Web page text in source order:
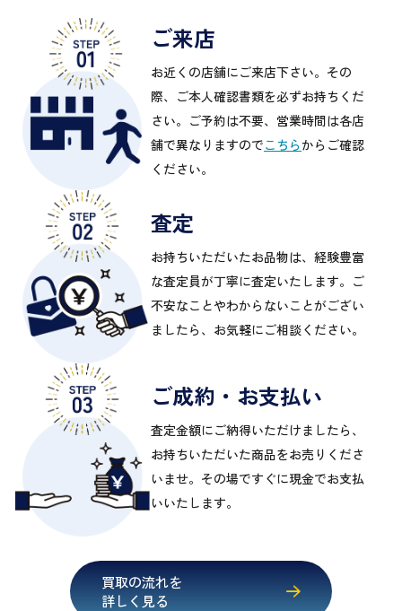
ご来店
お近くの店舗にご来店下さい。その
際、ご本人確認書類を必ずお持ちくだ
さい。ご予約は不要、営業時間は各店
舗で異なりますのでこちらからご確認
ください。
査定
お持ちいただいたお品物は、経験豊富
な査定員が丁寧に査定いたします。ご
不安なことやわからないことがござい
ましたら、お気軽にご相談ください。
ご成約・お支払い
査定金額にご納得いただけましたら、
お持ちいただいた商品をお売りくださ
いませ。その場ですぐに現金でお支払
いいたします。
買取の流れを
詳しく見る